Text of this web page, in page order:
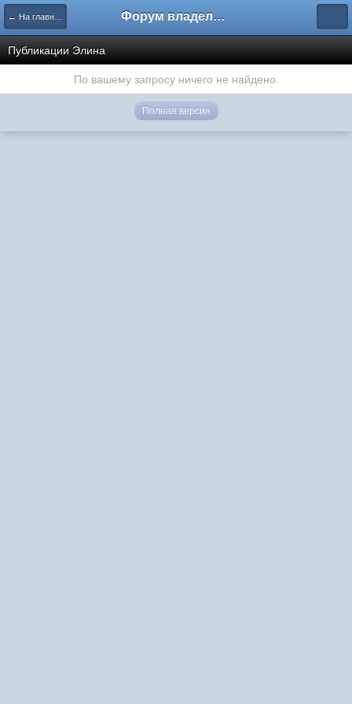
← На главную Форум владельцев интернет-магазинов
Публикации Элина
По вашему запросу ничего не найдено.
Полная версия